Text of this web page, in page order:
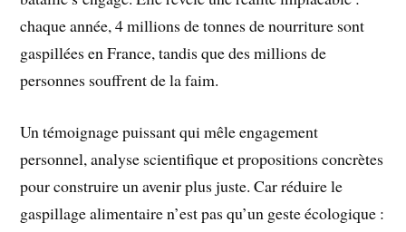
chaque année, 4 millions de tonnes de nourriture sont
gaspillées en France, tandis que des millions de
personnes souffrent de la faim.
Un témoignage puissant qui mêle engagement
personnel, analyse scientifique et propositions concrètes
pour construire un avenir plus juste. Car réduire le
gaspillage alimentaire n’est pas qu’un geste écologique :